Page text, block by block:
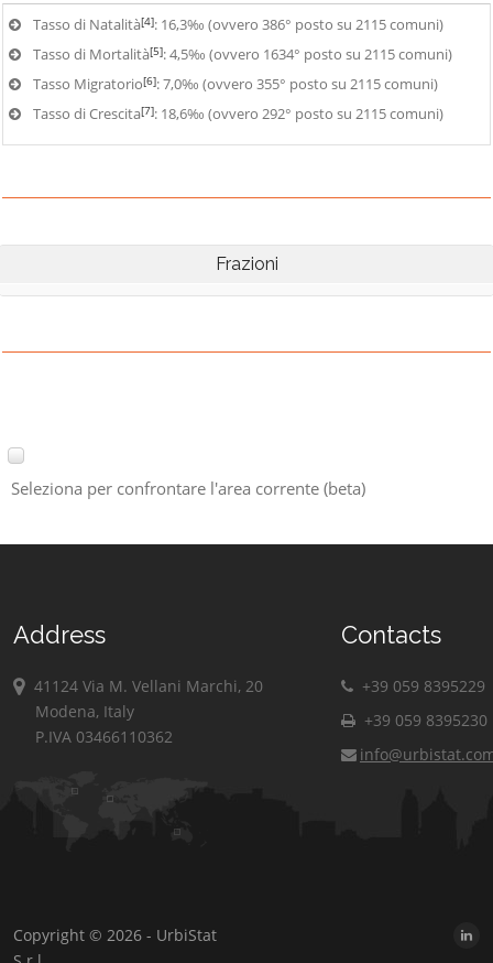
Tasso di Natalità[4]: 16,3‰ (ovvero 386° posto su 2115 comuni)
Tasso di Mortalità[5]: 4,5‰ (ovvero 1634° posto su 2115 comuni)
Tasso Migratorio[6]: 7,0‰ (ovvero 355° posto su 2115 comuni)
Tasso di Crescita[7]: 18,6‰ (ovvero 292° posto su 2115 comuni)
Frazioni
Seleziona per confrontare l'area corrente (beta)
Address
41124 Via M. Vellani Marchi, 20
Modena, Italy
P.IVA 03466110362
Contacts
+39 059 8395229
+39 059 8395230
Copyright © 2026 - UrbiStat